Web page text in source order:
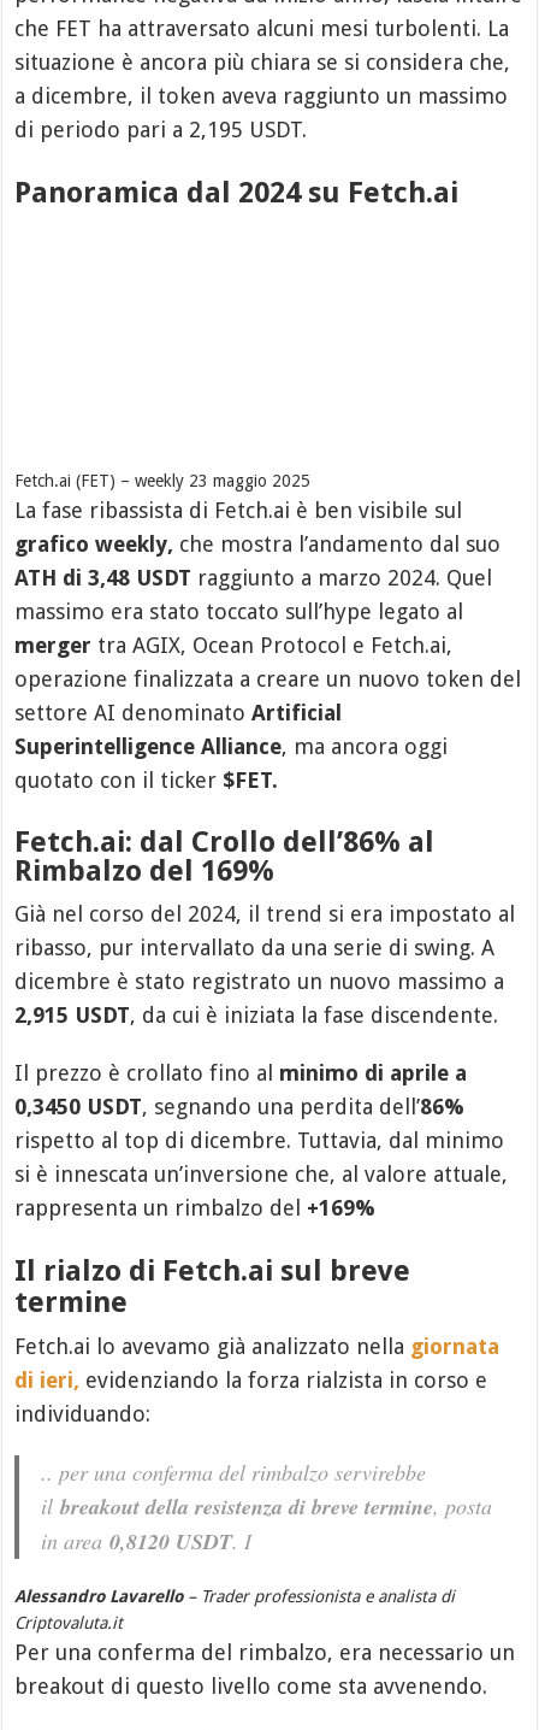
che FET ha attraversato alcuni mesi turbolenti. La
situazione è ancora più chiara se si considera che,
a dicembre, il token aveva raggiunto un massimo
di periodo pari a 2,195 USDT.
Panoramica dal 2024 su Fetch.ai
Fetch.ai (FET) – weekly 23 maggio 2025
La fase ribassista di Fetch.ai è ben visibile sul
grafico weekly, che mostra l’andamento dal suo
ATH di 3,48 USDT raggiunto a marzo 2024. Quel
massimo era stato toccato sull’hype legato al
merger tra AGIX, Ocean Protocol e Fetch.ai,
operazione finalizzata a creare un nuovo token del
settore AI denominatoArtificial
Superintelligence Alliance, ma ancora oggi
quotato con il ticker $FET.
Fetch.ai: dal Crollo dell’86% al
Rimbalzo del 169%
Già nel corso del 2024, il trend si era impostato al
ribasso, pur intervallato da una serie di swing. A
dicembre è stato registrato un nuovo massimo a
2,915 USDT, da cui è iniziata la fase discendente.
Il prezzo è crollato fino al minimo di aprile a
0,3450 USDT, segnando una perdita dell’86%
rispetto al top di dicembre. Tuttavia, dal minimo
si è innescata un’inversione che, al valore attuale,
rappresenta un rimbalzo del +169%
Il rialzo di Fetch.ai sul breve
termine
Fetch.ai lo avevamo già analizzato nella giornata
di ieri, evidenziando la forza rialzista in corso e
individuando:
.. per una conferma del rimbalzo servirebbe
ilbreakout della resistenza di breve termine, posta
in area0,8120 USDT. I
Alessandro Lavarello– Trader professionista e analista di
Criptovaluta.it
Per una conferma del rimbalzo, era necessario un
breakout di questo livello come sta avvenendo.